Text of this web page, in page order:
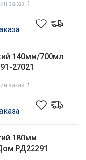
заказ: 1
140мм/700мл
27021
заказ: 1
180мм
РД22291